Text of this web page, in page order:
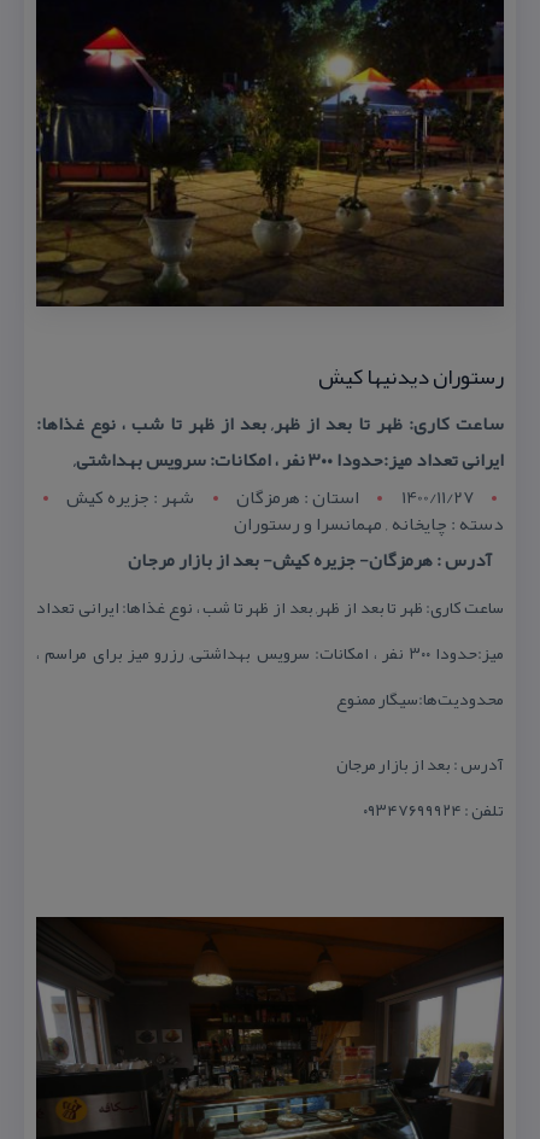
رستوران دیدنیها كیش
ساعت كاری: ظهر تا بعد از ظهر, بعد از ظهر تا شب ، نوع غذاها:
ایرانی تعداد میز:حدودا ۳۰۰ نفر ، امكانات: سرویس بهداشتی,
1400/11/27
استان : هرمزگان شهر : جزيره کيش
دسته : چایخانه , مهمانسرا و رستوران
آدرس : هرمزگان- جزیره كیش- بعد از بازار مرجان
ساعت كاری: ظهر تا بعد از ظهر, بعد از ظهر تا شب ، نوع غذاها: ایرانی تعداد
میز:حدودا ۳۰۰ نفر ، امكانات: سرویس بهداشتی, رزرو میز برای مراسم ،
محدودیت‌ها:سیگار ممنوع
آدرس : بعد از بازار مرجان
تلفن : ۰۹۳۴۷۶۹۹۹۲۴